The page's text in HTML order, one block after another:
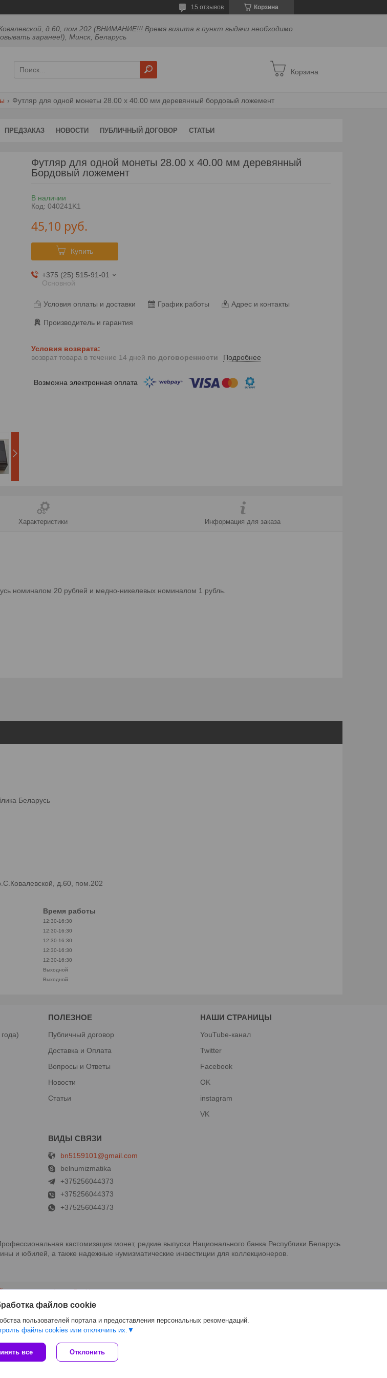
Корзина
15 отзывов
д.60, пом.202 (ВНИМАНИЕ!!! Время визита в пункт выдачи необходимо
заранее!), Минск, Беларусь
Корзина
Футляр для одной монеты 28.00 х 40.00 мм деревянный бордовый ложемент
ПРЕДЗАКАЗ НОВОСТИ ПУБЛИЧНЫЙ ДОГОВОР СТАТЬИ
Футляр для одной монеты 28.00 х 40.00 мм деревянный
Бордовый ложемент
В наличии
Код: 040241K1
45,10 руб.
Купить
+375 (25) 515-91-01
Основной
Условия оплаты и доставки График работы Адрес и контакты
Производитель и гарантия
возврат товара в течение 14 дней по договоренности Подробнее
Характеристики Информация для заказа
номиналом 20 рублей и медно-никелевых номиналом 1 рубль.
Беларусь
д.60, пом.202
Время работы
12:30-16:30
12:30-16:30
12:30-16:30
12:30-16:30
12:30-16:30
Выходной
Выходной
ПОЛЕЗНОЕ
Публичный договор
Доставка и Оплата
Вопросы и Ответы
Новости
Статьи
НАШИ СТРАНИЦЫ
YouTube-канал
Twitter
Facebook
OK
instagram
VK
bn5159101@gmail.com
belnumizmatika
+375256044373
+375256044373
+375256044373
кастомизация монет, редкие выпуски Национального банка Республики Беларусь
и юбилей, а также надежные нумизматические инвестиции для коллекционеров.
создан на платформе Deal.by
обработки файлов cookies
файлов cookie
пользователей портала и предоставления персональных рекомендаций.
файлы cookies или отключить их.
все Отклонить
|Пожаловаться на контент
Select Language ▼